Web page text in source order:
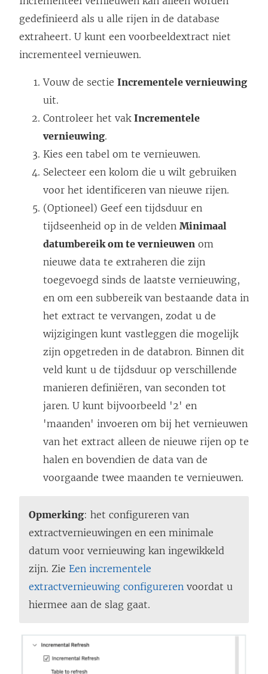
gedefinieerd als u alle rijen in de database
extraheert. U kunt een voorbeeldextract niet
incrementeel vernieuwen.
Vouw de sectie Incrementele vernieuwing
uit.
Controleer het vak Incrementele
vernieuwing.
Kies een tabel om te vernieuwen.
Selecteer een kolom die u wilt gebruiken
voor het identificeren van nieuwe rijen.
(Optioneel) Geef een tijdsduur en
tijdseenheid op in de velden Minimaal
datumbereik om te vernieuwen om
nieuwe data te extraheren die zijn
toegevoegd sinds de laatste vernieuwing,
en om een subbereik van bestaande data in
het extract te vervangen, zodat u de
wijzigingen kunt vastleggen die mogelijk
zijn opgetreden in de databron. Binnen dit
veld kunt u de tijdsduur op verschillende
manieren definiëren, van seconden tot
jaren. U kunt bijvoorbeeld '2' en
'maanden' invoeren om bij het vernieuwen
van het extract alleen de nieuwe rijen op te
halen en bovendien de data van de
voorgaande twee maanden te vernieuwen.
Opmerking: het configureren van
extractvernieuwingen en een minimale
datum voor vernieuwing kan ingewikkeld
zijn. Zie Een incrementele
extractvernieuwing configureren voordat u
hiermee aan de slag gaat.